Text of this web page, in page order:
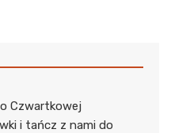
Czwartkowej
i tańcz z nami do